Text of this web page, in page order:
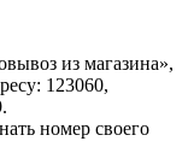
из магазина»,
123060,
номер своего